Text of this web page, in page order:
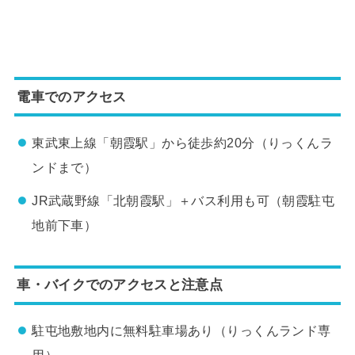
電車でのアクセス
東武東上線「朝霞駅」から徒歩約20分（りっくんラ
ンドまで）
JR武蔵野線「北朝霞駅」＋バス利用も可（朝霞駐屯
地前下車）
車・バイクでのアクセスと注意点
駐屯地敷地内に無料駐車場あり（りっくんランド専